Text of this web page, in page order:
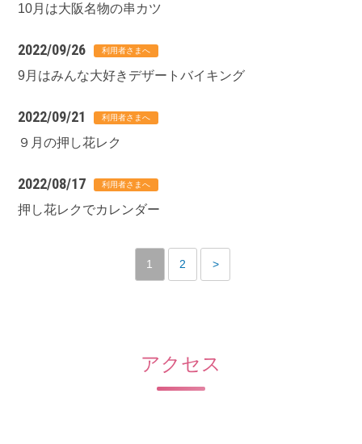
10月は大阪名物の串カツ
2022/09/26
9月はみんな大好きデザートバイキング
2022/09/21
９月の押し花レク
2022/08/17
押し花レクでカレンダー
1 2 >
アクセス